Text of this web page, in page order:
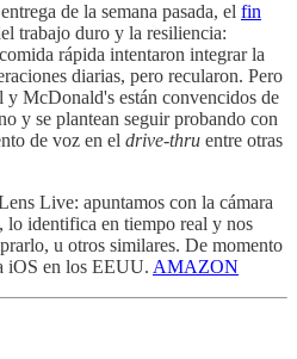
de la semana pasada, el fin
trabajo duro y la resiliencia:
rápida intentaron integrar la
diarias, pero recularon. Pero
y McDonald's están convencidos de
y se plantean seguir probando con
de voz en el drive-thru entre otras
Live: apuntamos con la cámara
identifica en tiempo real y nos
u otros similares. De momento
iOS en los EEUU. AMAZON